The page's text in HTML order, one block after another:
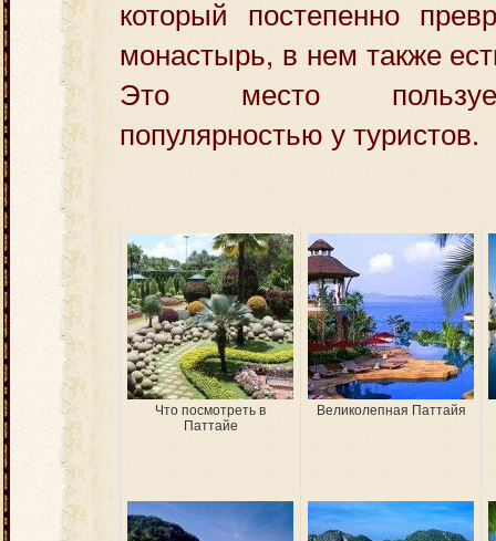
который постепенно
монастырь, в нем также
Это место
популярностью у туристов.
Что посмотреть в
Паттайе
Великолепная Паттайя